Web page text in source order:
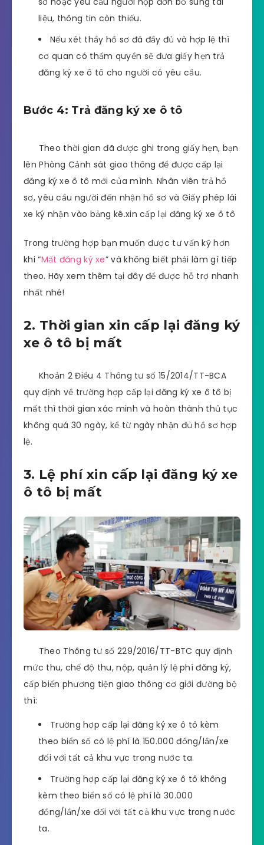
liệu, thông tin còn thiếu.
Nếu xét thầy hồ sơ đã đầy đủ và hợp lệ thì
cơ quan có thẩm quyền sẽ đưa giấy hẹn trả
đăng ký xe ô tô cho người có yêu cầu.
Bước 4: Trả đăng ký xe ô tô
Theo thời gian đã được ghi trong giấy hẹn, bạn
lên Phòng Cảnh sát giao thông để được cấp lại
đăng ký xe ô tô mới của mình. Nhân viên trả hồ
sơ, yêu cầu người đến nhận hồ sơ và Giấy phép lái
xe ký nhận vào bảng kê.xin cấp lại đăng ký xe ô tô
Trong trường hợp bạn muốn được tư vấn kỹ hơn
khi “Mất đăng ký xe” và không biết phải làm gì tiếp
theo. Hãy xem thêm tại đây để được hỗ trợ nhanh
nhất nhé!
2. Thời gian xin cấp lại đăng ký
xe ô tô bị mất
Khoản 2 Điều 4 Thông tư số 15/2014/TT-BCA
quy định về trường hợp cấp lại đăng ký xe ô tô bị
mất thì thời gian xác minh và hoàn thành thủ tục
không quá 30 ngày, kể từ ngày nhận đủ hồ sơ hợp
lệ.
3. Lệ phí xin cấp lại đăng ký xe
ô tô bị mất
Theo Thông tư số 229/2016/TT-BTC quy định
mức thu, chế độ thu, nộp, quản lý lệ phí đăng ký,
cấp biển phương tiện giao thông cơ giới đường bộ
thì:
Trường hợp cấp lại đăng ký xe ô tô kèm
theo biển số có lệ phí là 150.000 đồng/lần/xe
đối với tất cả khu vực trong nước ta.
Trường hợp cấp lại đăng ký xe ô tô không
kèm theo biển số có lệ phí là 30.000
đồng/lần/xe đối với tất cả khu vực trong nước
ta.